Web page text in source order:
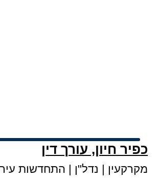
כפיר חיון, עורך דין
מקרקעין | נדל"ן | התחדשות